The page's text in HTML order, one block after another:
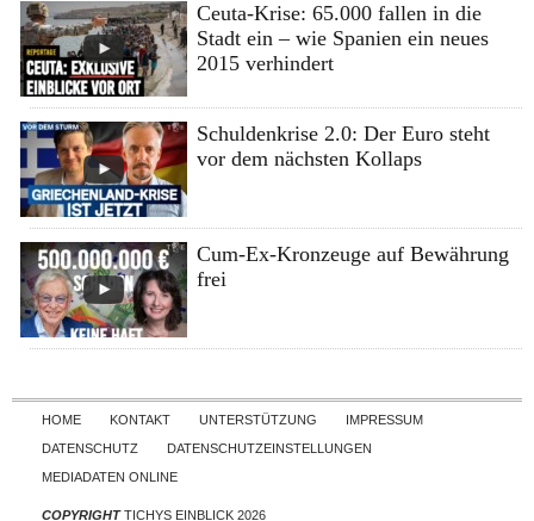
Ceuta-Krise: 65.000 fallen in die
Stadt ein – wie Spanien ein neues
2015 verhindert
Schuldenkrise 2.0: Der Euro steht
vor dem nächsten Kollaps
Cum-Ex-Kronzeuge auf Bewährung
frei
Skip to content
HOME KONTAKT UNTERSTÜTZUNG
IMPRESSUM
DATENSCHUTZ
DATENSCHUTZEINSTELLUNGEN
MEDIADATEN ONLINE
COPYRIGHTTICHYS EINBLICK 2026